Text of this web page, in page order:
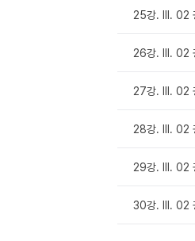
25강. Ⅲ. 02
26강. Ⅲ. 02
27강. Ⅲ. 02
28강. Ⅲ. 02
29강. Ⅲ. 02
30강. Ⅲ. 02